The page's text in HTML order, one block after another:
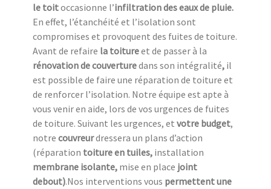
le toitoccasionne l’infiltration des eaux de pluie.
En effet, l’étanchéité et l’isolation sont
compromises et provoquent des fuites de toiture.
Avant de refaire la toitureet de passer à la
rénovation de couverturedans son intégralité, il
est possible de faire une réparation de toiture et
de renforcer l’isolation. Notre équipe est apte à
vous venir en aide, lors de vos urgences de fuites
de toiture. Suivant les urgences, et votre budget,
notre couvreurdressera un plans d’action
(réparation toiture en tuiles, installation
membrane isolante, mise en place joint
debout).Nos interventions vous permettent une